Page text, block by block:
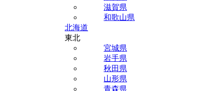
滋賀県
和歌山県
北海道
東北
宮城県
岩手県
秋田県
山形県
青森県